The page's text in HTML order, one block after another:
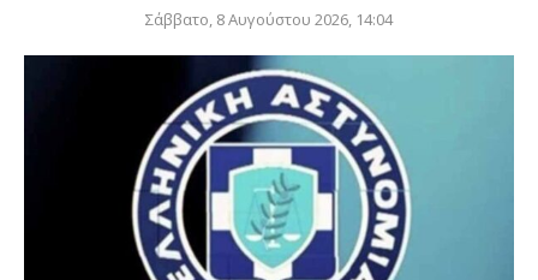
Σάββατο, 8 Αυγούστου 2026, 14:04